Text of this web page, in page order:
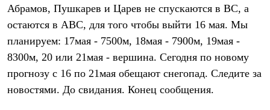
Шарфы
Панамы
Перчатки и рукавицы
Перчатки
Рукавицы
Носки
Полезные аксессуары
Абрамов, Пушкарев и Царев не спускаются в ВС, а
остаются в АВС, для того чтобы выйти 16 мая. Мы
планируем: 17мая - 7500м, 18мая - 7900м, 19мая -
8300м, 20 или 21мая - вершина. Сегодня по новому
прогнозу с 16 по 21мая обещают снегопад. Следите за
новостями. До свидания. Конец сообщения.